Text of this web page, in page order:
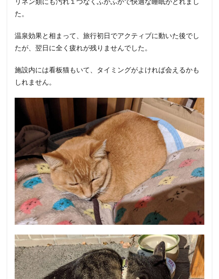
た。
温泉効果と相まって、旅行初日でアクティブに動いた後でし
たが、翌日に全く疲れが残りませんでした。
施設内には看板猫もいて、タイミングがよければ会えるかも
しれません。